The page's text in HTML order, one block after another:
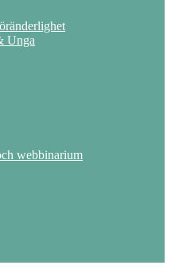
Unga
webbinarium